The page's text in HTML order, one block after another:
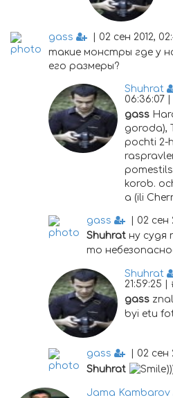
gass
| 02 сен 2012,
такие монстры где у
его размеры?
Shuhrat
06:36:07 |
gass
goroda),
pochti 2-
korob.
a (ili
gass
| 02 сен
Shuhrat ну судя
то
Shuhrat
21:59:25 |
gass
byi etu
gass
| 02 сен
Shuhrat
Jama Kambarov